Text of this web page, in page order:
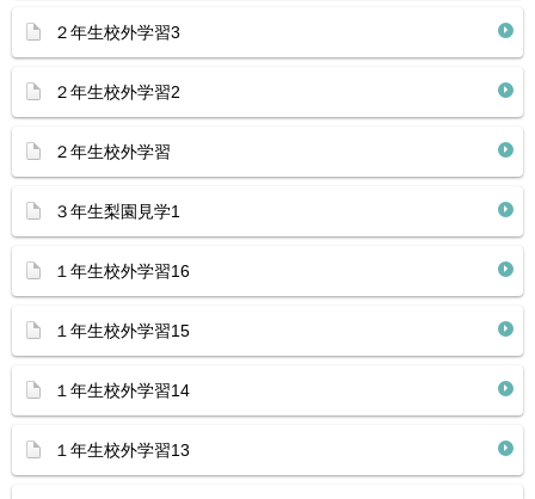
２年生校外学習3
２年生校外学習2
２年生校外学習
３年生梨園見学1
１年生校外学習16
１年生校外学習15
１年生校外学習14
１年生校外学習13